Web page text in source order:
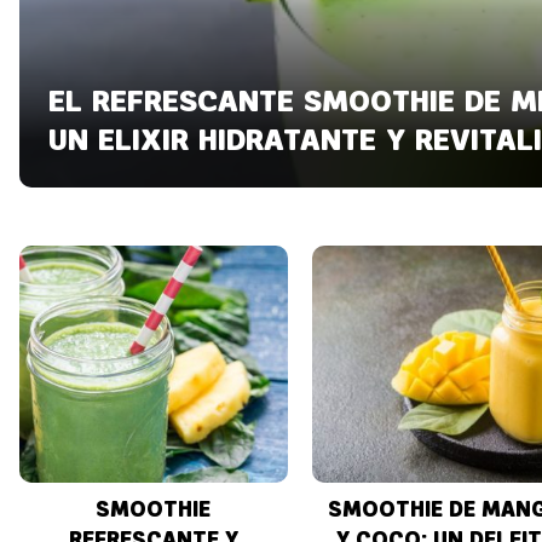
EL REFRESCANTE SMOOTHIE DE
UN ELIXIR HIDRATANTE Y
SMOOTHIE
SMOOTHIE DE